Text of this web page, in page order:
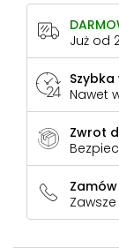
Już od
Szybka
Nawet
Zwrot